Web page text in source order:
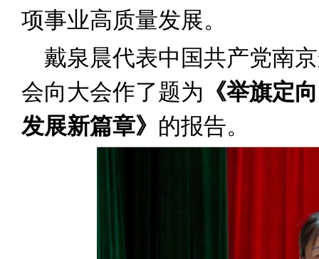
项事业高质量发展。
戴泉晨代表中国共产党南
会向大会作了题为 《举旗定
发展新篇章》 的报告。